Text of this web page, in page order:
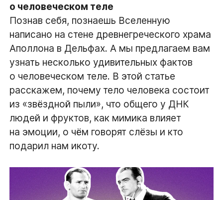
о человеческом теле
Познав себя, познаешь Вселенную 
написано на стене древнегреческого храма
Аполлона в Дельфах. А мы предлагаем вам
узнать несколько удивительных фактов
о человеческом теле. В этой статье
расскажем, почему тело человека состоит
из «звёздной пыли», что общего у ДНК
людей и фруктов, как мимика влияет
на эмоции, о чём говорят слёзы и кто
подарил нам икоту.